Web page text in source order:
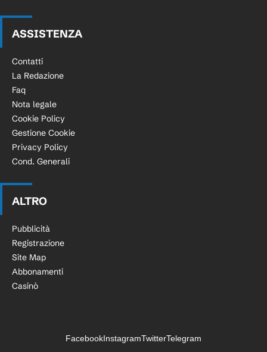
ASSISTENZA
Contatti
La Redazione
Faq
Nota legale
Cookie Policy
Gestione Cookie
Privacy Policy
Cond. Generali
ALTRO
Pubblicità
Registrazione
Site Map
Abbonamenti
Casinò
FacebookInstagramTwitterTelegram